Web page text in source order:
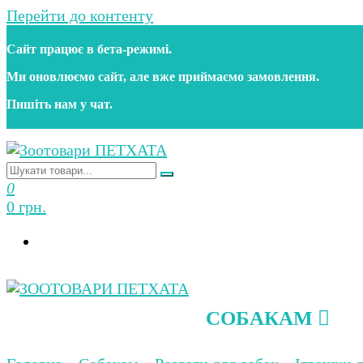
Перейти до контенту
Сайт працює в бета‑режимі.
Ми оновлюємо сайт, але вже приймаємо замовлення.
Пишіть нам у чат.
Зоотовари ПЕТХАТА
Зоомагазин для собак та котів | Корм, іграшки,
0
0 грн.
Зоомагазин для собак та котів | Корм, іграшки,
СОБАКАМ